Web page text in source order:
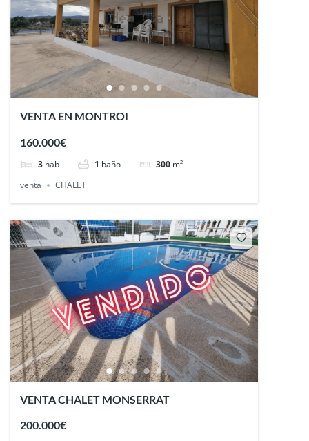
VENTA EN MONTROI
160.000€
3 hab 1 baño 300 m²
venta
CHALET
VENTA CHALET MONSERRAT
200.000€